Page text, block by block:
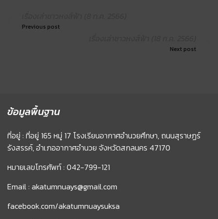
Previous post
Next post
ข้อมูลพื้นฐาน
ที่อยู่ : ที่อยู่ 165 หมู่ 17 โรงเรียนอากาศอำนวยศึกษา, ถนนสุราษฏร์
รังสรรค์, อำเภออากาศอำนวย จังหวัดสกลนคร 47170
หมายเลขโทรศัพท์ : 042-799-121
Email : akatumnuays@gmail.com
facebook.com/akatumnuaysuksa